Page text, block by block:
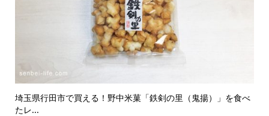
埼玉県行田市で買える！野中米菓「鉄剣の里（鬼揚）」を食べ
たレ...